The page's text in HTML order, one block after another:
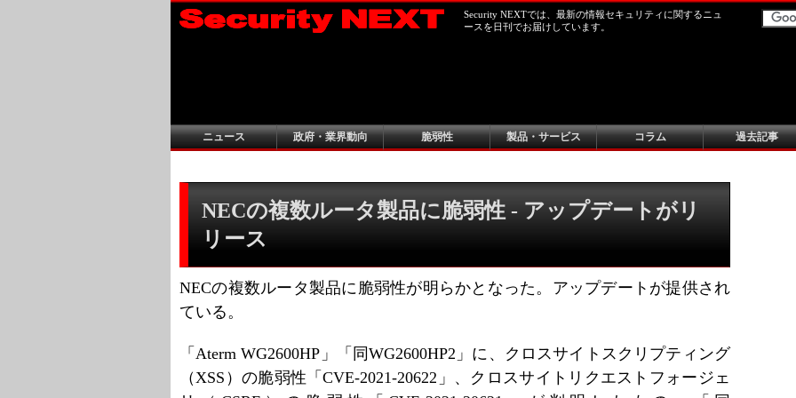
Security NEXTでは、最新の情報セキュリティに関するニュ
ースを日刊でお届けしています。
ニュース 政府・業界動向 脆弱性 製品・サービス コラム 過去記事
NECの複数ルータ製品に脆弱性 - アップデートがリ
リース
NECの複数ルータ製品に脆弱性が明らかとなった。アップデートが提供され
ている。
「Aterm WG2600HP」「同WG2600HP2」に、クロスサイトスクリプティング
（XSS）の脆弱性「CVE-2021-20622」、クロスサイトリクエストフォージェ